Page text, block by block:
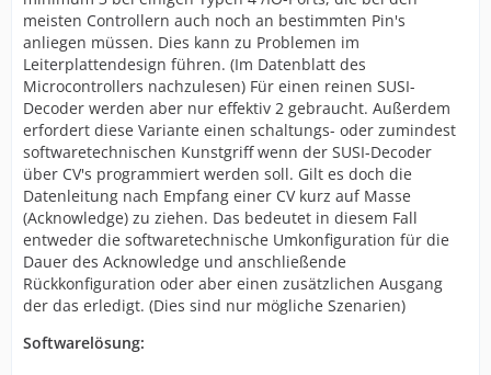
meisten Controllern auch noch an bestimmten Pin's
anliegen müssen. Dies kann zu Problemen im
Leiterplattendesign führen. (Im Datenblatt des
Microcontrollers nachzulesen) Für einen reinen SUSI-
Decoder werden aber nur effektiv 2 gebraucht. Außerdem
erfordert diese Variante einen schaltungs- oder zumindest
softwaretechnischen Kunstgriff wenn der SUSI-Decoder
über CV's programmiert werden soll. Gilt es doch die
Datenleitung nach Empfang einer CV kurz auf Masse
(Acknowledge) zu ziehen. Das bedeutet in diesem Fall
entweder die softwaretechnische Umkonfiguration für die
Dauer des Acknowledge und anschließende
Rückkonfiguration oder aber einen zusätzlichen Ausgang
der das erledigt. (Dies sind nur mögliche Szenarien)
Softwarelösung: